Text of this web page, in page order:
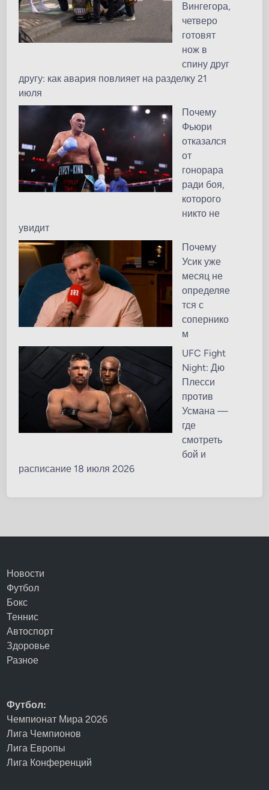
Вингегора,
четверо
готовят
нож в
спину друг
другу: как авария повлияет на разделку 21
июля
Почему
Фьюри
отказался
от
гонорара
ради боя,
которого
никто не
увидит
Почему
Усик уже
месяц не
определяе
тся с
сопернико
м
UFC Fight
Night: Дю
Плесси
против
Усмана —
где
смотреть
бой и
расписание 18 июля 2026
Новости
Футбол
Бокс
Теннис
Автоспорт
Здоровье
Разное
Футбол:
Чемпионат Мира 2026
Лига Чемпионов
Лига Европы
Лига Конференций